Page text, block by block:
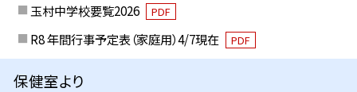
玉村中学校要覧2026 PDF
R8 年間行事予定表（家庭用）4/7現在 PDF
保健室より